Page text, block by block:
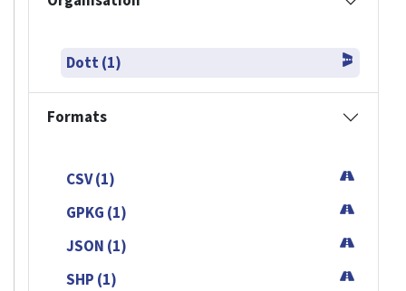
Dott (1)
Formats
CSV (1)
GPKG (1)
JSON (1)
SHP (1)